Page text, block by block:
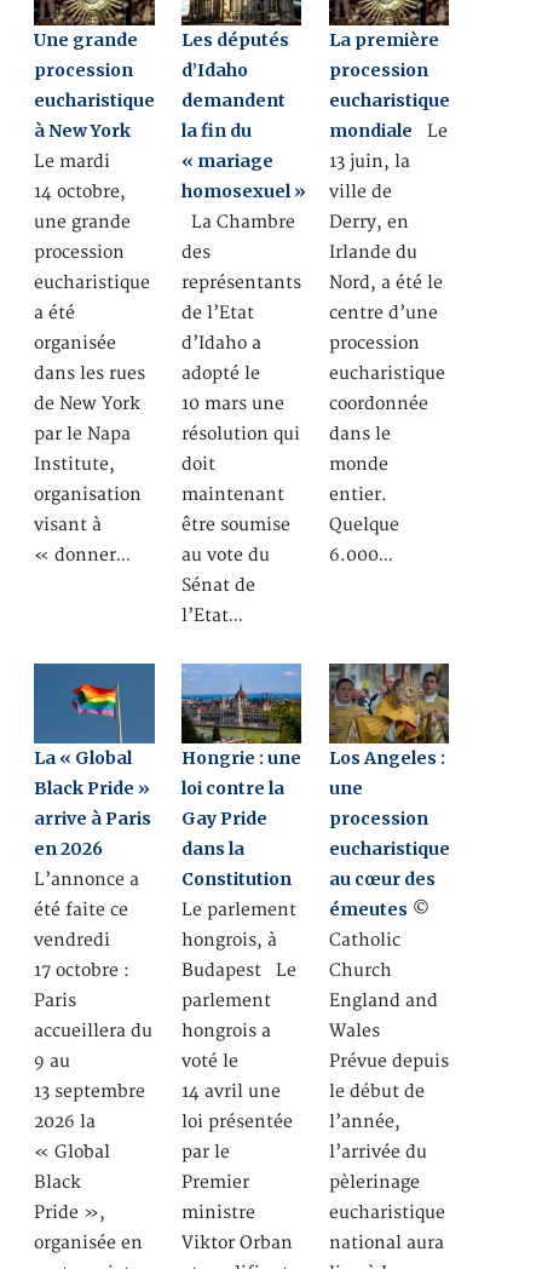
Une grande
procession
eucharistique
à New York
Le mardi
14 octobre,
une grande
procession
eucharistique
a été
organisée
dans les rues
de New York
par le Napa
Institute,
organisation
visant à
« donner…
Les députés
d’Idaho
demandent
la fin du
« mariage
homosexuel »
La Chambre
des
représentants
de l’Etat
d’Idaho a
adopté le
10 mars une
résolution qui
doit
maintenant
être soumise
au vote du
Sénat de
l’Etat…
La première
procession
eucharistique
mondiale Le
13 juin, la
ville de
Derry, en
Irlande du
Nord, a été le
centre d’une
procession
eucharistique
coordonnée
dans le
monde
entier.
Quelque
6.000…
La « Global
Black Pride »
arrive à Paris
en 2026
L’annonce a
été faite ce
vendredi
17 octobre :
Paris
accueillera du
9 au
13 septembre
2026 la
« Global
Black
Pride »,
organisée en
Hongrie : une
loi contre la
Gay Pride
dans la
Constitution
Le parlement
hongrois, à
Budapest Le
parlement
hongrois a
voté le
14 avril une
loi présentée
par le
Premier
ministre
Viktor Orban
Los Angeles :
une
procession
eucharistique
au cœur des
émeutes ©
Catholic
Church
England and
Wales
Prévue depuis
le début de
l’année,
l’arrivée du
pèlerinage
eucharistique
national aura